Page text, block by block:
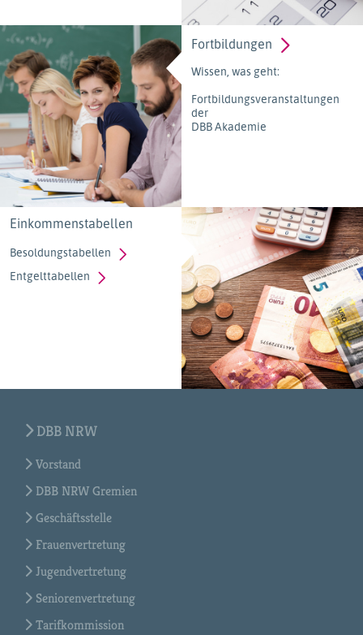
Fortbildungen
Wissen, was geht:
Fortbildungsveranstaltungen
der
DBB Akademie
Einkommenstabellen
Besoldungstabellen
Entgelttabellen
DBB NRW
Vorstand
DBB NRW Gremien
Geschäftsstelle
Frauenvertretung
Jugendvertretung
Seniorenvertretung
Tarifkommission